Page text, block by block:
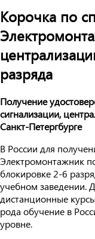
Корочка по
разряда
Получение
сигнализации,
Санкт-Петергбурге
В России для
Электромонтажник
блокировке 2-6
учебном заведении.
дистанционные
рода обучение в
уровне.